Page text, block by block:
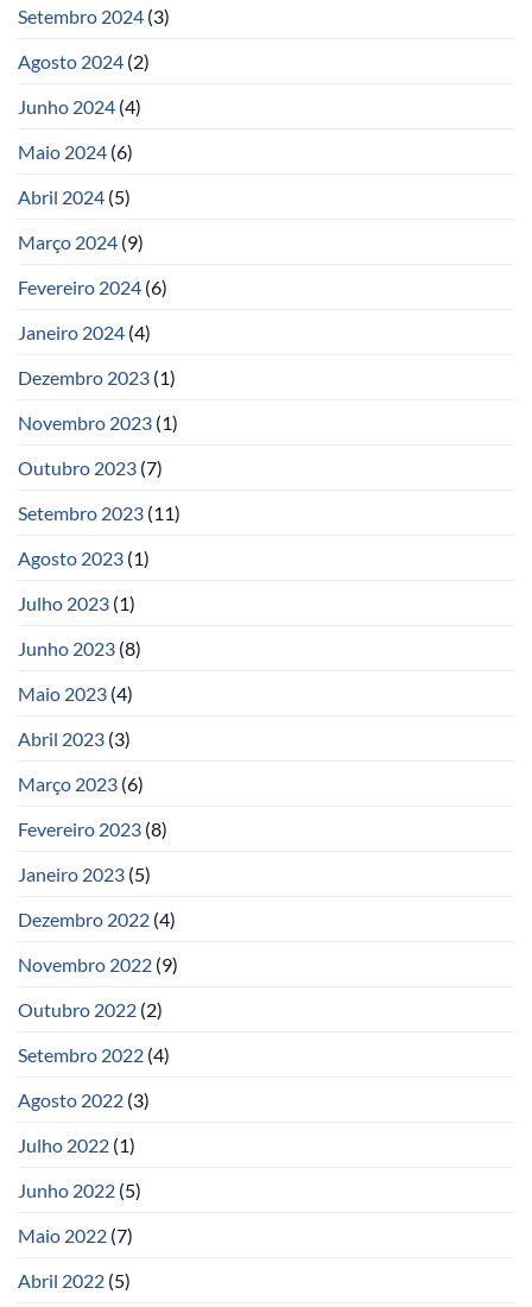
Setembro 2024 (3)
Agosto 2024 (2)
Junho 2024 (4)
Maio 2024 (6)
Abril 2024 (5)
Março 2024 (9)
Fevereiro 2024 (6)
Janeiro 2024 (4)
Dezembro 2023 (1)
Novembro 2023 (1)
Outubro 2023 (7)
Setembro 2023 (11)
Agosto 2023 (1)
Julho 2023 (1)
Junho 2023 (8)
Maio 2023 (4)
Abril 2023 (3)
Março 2023 (6)
Fevereiro 2023 (8)
Janeiro 2023 (5)
Dezembro 2022 (4)
Novembro 2022 (9)
Outubro 2022 (2)
Setembro 2022 (4)
Agosto 2022 (3)
Julho 2022 (1)
Junho 2022 (5)
Maio 2022 (7)
Abril 2022 (5)